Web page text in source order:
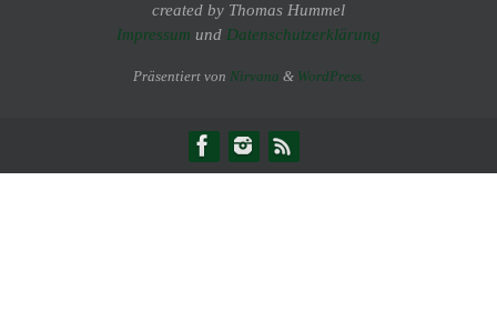
created by Thomas Hummel
Impressum und Datenschutzerklärung
Präsentiert von Nirvana & WordPress.